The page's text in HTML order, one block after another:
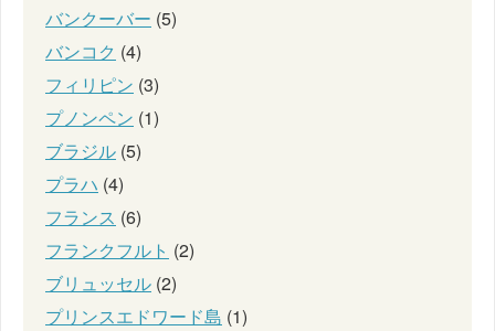
バンクーバー (5)
バンコク (4)
フィリピン (3)
プノンペン (1)
ブラジル (5)
プラハ (4)
フランス (6)
フランクフルト (2)
ブリュッセル (2)
プリンスエドワード島 (1)